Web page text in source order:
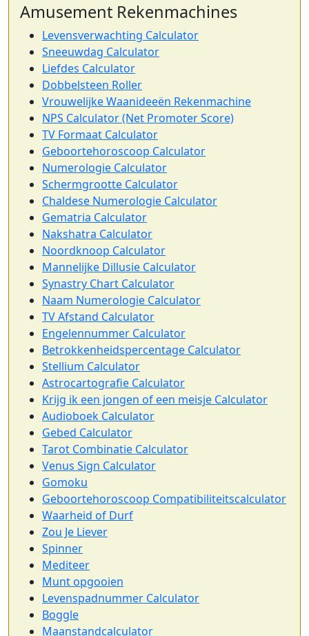
Amusement Rekenmachines
Levensverwachting Calculator
Sneeuwdag Calculator
Liefdes Calculator
Dobbelsteen Roller
Vrouwelijke Waanideeën Rekenmachine
NPS Calculator (Net Promoter Score)
TV Formaat Calculator
Geboortehoroscoop Calculator
Numerologie Calculator
Schermgrootte Calculator
Chaldese Numerologie Calculator
Gematria Calculator
Nakshatra Calculator
Noordknoop Calculator
Mannelijke Dillusie Calculator
Synastry Chart Calculator
Naam Numerologie Calculator
TV Afstand Calculator
Engelennummer Calculator
Betrokkenheidspercentage Calculator
Stellium Calculator
Astrocartografie Calculator
Krijg ik een jongen of een meisje Calculator
Audioboek Calculator
Gebed Calculator
Tarot Combinatie Calculator
Venus Sign Calculator
Gomoku
Geboortehoroscoop Compatibiliteitscalculator
Waarheid of Durf
Zou Je Liever
Spinner
Mediteer
Munt opgooien
Levenspadnummer Calculator
Boggle
Maanstandcalculator